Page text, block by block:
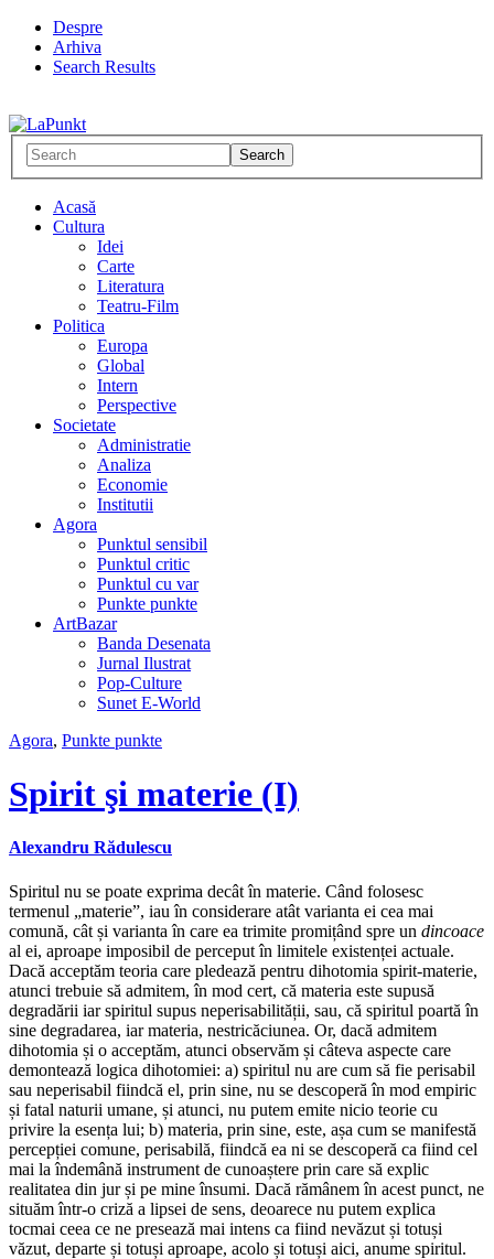
Despre
Arhiva
Search Results
Acasă
Cultura
Idei
Carte
Literatura
Teatru-Film
Politica
Europa
Global
Intern
Perspective
Societate
Administratie
Analiza
Economie
Institutii
Agora
Punktul sensibil
Punktul critic
Punktul cu var
Punkte punkte
ArtBazar
Banda Desenata
Jurnal Ilustrat
Pop-Culture
Sunet E-World
Agora, Punkte punkte
Spirit şi materie (I)
Alexandru Rădulescu
Spiritul nu se poate exprima decât în materie. Când folosesc
termenul „materie”, iau în considerare atât varianta ei cea mai
comună, cât și varianta în care ea trimite promițând spre un dincoace
al ei, aproape imposibil de perceput în limitele existenței actuale.
Dacă acceptăm teoria care pledează pentru dihotomia spirit-materie,
atunci trebuie să admitem, în mod cert, că materia este supusă
degradării iar spiritul supus neperisabilității, sau, că spiritul poartă în
sine degradarea, iar materia, nestricăciunea. Or, dacă admitem
dihotomia și o acceptăm, atunci observăm și câteva aspecte care
demontează logica dihotomiei: a) spiritul nu are cum să fie perisabil
sau neperisabil fiindcă el, prin sine, nu se descoperă în mod empiric
și fatal naturii umane, și atunci, nu putem emite nicio teorie cu
privire la esența lui; b) materia, prin sine, este, așa cum se manifestă
percepției comune, perisabilă, fiindcă ea ni se descoperă ca fiind cel
mai la îndemână instrument de cunoaștere prin care să explic
realitatea din jur și pe mine însumi. Dacă rămânem în acest punct, ne
situăm într-o criză a lipsei de sens, deoarece nu putem explica
tocmai ceea ce ne presează mai intens ca fiind nevăzut și totuși
văzut, departe și totuși aproape, acolo și totuși aici, anume spiritul.